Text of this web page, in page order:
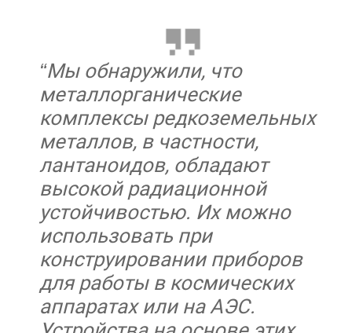
“Мы обнаружили, что
металлорганические
комплексы редкоземельных
металлов, в частности,
лантаноидов, обладают
высокой радиационной
устойчивостью. Их можно
использовать при
конструировании приборов
для работы в космических
аппаратах или на АЭС.